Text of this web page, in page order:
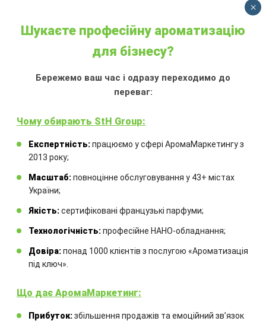
АРОМАДИФУЗОР
релаксації. Солонуватий аромат
Аромадифузор: з французькою
ароматичною рідиною та
комплектом бамбукових паличок
600.00₴
КУПИТИ
Шукаєте професійну ароматизацію
для бізнесу?
Бережемо ваш час і одразу переходимо до
переваг:
Чому обирають StH Group:
Експертність:працюємо у сфері АромаМаркетингу з
2013 року;
Масштаб:повноцінне обслуговування у 43+ містах
України;
Якість:сертифіковані французькі парфуми;
Технологічність:професійне НАНО-обладнання;
Довіра:понад 1000 клієнтів з послугою «Ароматизація
під ключ».
Що дає АромаМаркетинг:
Прибуток:збільшення продажів та емоційний звʼязок
×